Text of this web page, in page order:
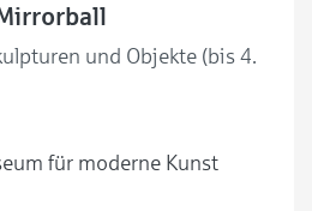
und Objekte (bis 4.
für moderne Kunst